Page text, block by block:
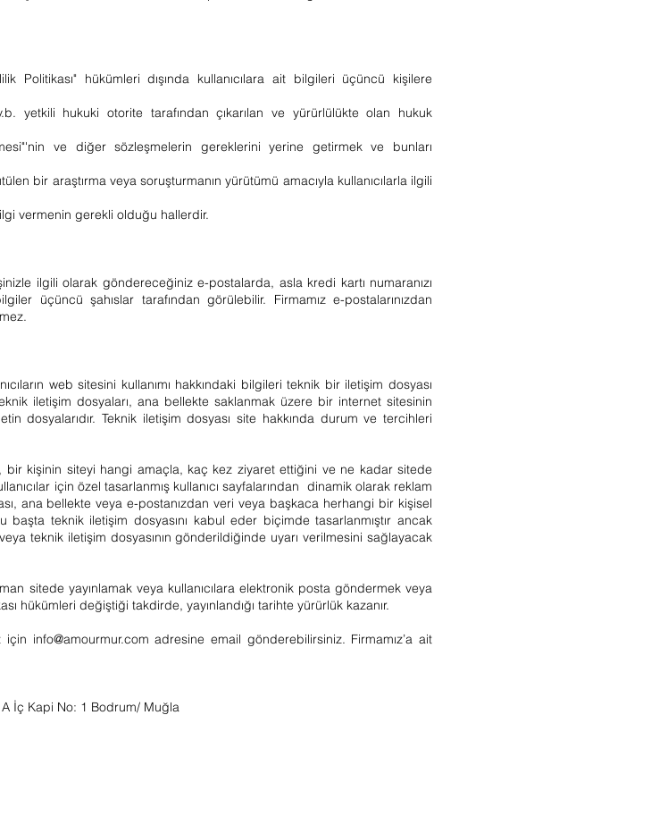
Politikası" hükümleri dışında kullanıcılara ait bilgileri üçüncü kişilere
yetkili hukuki otorite tarafından çıkarılan ve yürürlülükte olan hukuk
ve diğer sözleşmelerin gereklerini yerine getirmek ve bunları
bir araştırma veya soruşturmanın yürütümü amacıyla kullanıcılarla ilgili
vermenin gerekli olduğu hallerdir.
ilgili olarak göndereceğiniz e-postalarda, asla kredi kartı numaranızı
üçüncü şahıslar tarafından görülebilir. Firmamız e-postalarınızdan
web sitesini kullanımı hakkındaki bilgileri teknik bir iletişim dosyası
iletişim dosyaları, ana bellekte saklanmak üzere bir internet sitesinin
dosyalarıdır. Teknik iletişim dosyası site hakkında durum ve tercihleri
bir kişinin siteyi hangi amaçla, kaç kez ziyaret ettiğini ve ne kadar sitede
için özel tasarlanmış kullanıcı sayfalarından dinamik olarak reklam
ana bellekte veya e-postanızdan veri veya başkaca herhangi bir kişisel
başta teknik iletişim dosyasını kabul eder biçimde tasarlanmıştır ancak
teknik iletişim dosyasının gönderildiğinde uyarı verilmesini sağlayacak
sitede yayınlamak veya kullanıcılara elektronik posta göndermek veya
hükümleri değiştiği takdirde, yayınlandığı tarihte yürürlük kazanır.
için info@amourmur.com adresine email gönderebilirsiniz. Firmamız’a ait
İç Kapi No: 1 Bodrum/ Muğla